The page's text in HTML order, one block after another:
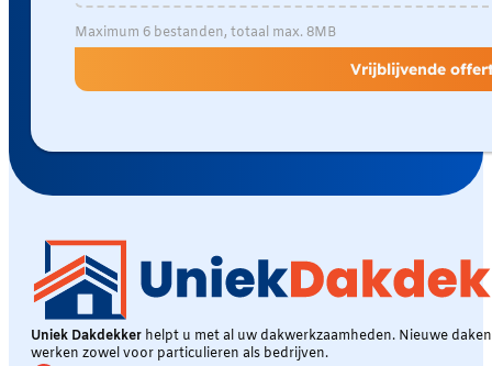
Maximum 6 bestanden, totaal max. 8MB
Vrijblijvende
Uniek Dakdekker helpt u met al uw dakwerkzaamheden. Nieuwe
werken zowel voor particulieren als bedrijven.